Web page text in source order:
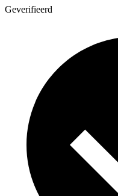
Geverifieerd